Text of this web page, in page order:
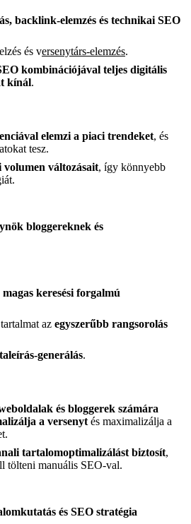
backlink-elemzés és technikai SEO
és versenytárs-elemzés.
kombinációjával teljes digitális
kínál.
elemzi a piaci trendeket, és
tesz.
volumen változásait, így könnyebb
bloggereknek és
keresési forgalmú
az egyszerűbb rangsorolás
generálás.
és bloggerek számára
a versenyt és maximalizálja a
tartalomoptimalizálást biztosít,
tölteni manuális SEO-val.
és SEO stratégia